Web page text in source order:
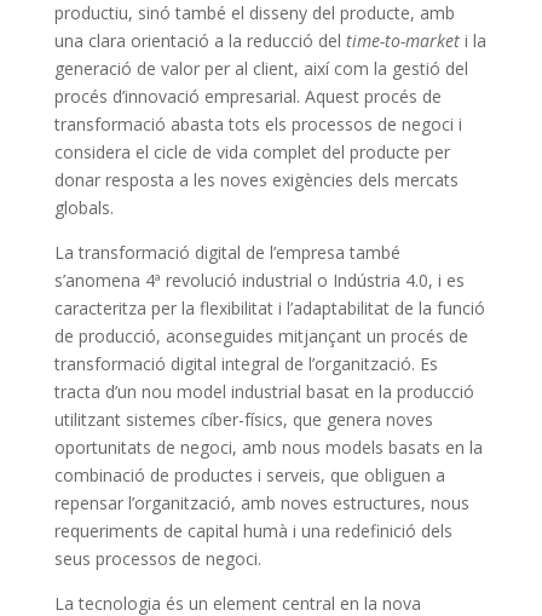
productiu, sinó també el disseny del producte, amb
una clara orientació a la reducció del time-to-marketi la
generació de valor per al client, així com la gestió del
procés d’innovació empresarial. Aquest procés de
transformació abasta tots els processos de negoci i
considera el cicle de vida complet del producte per
donar resposta a les noves exigències dels mercats
globals.
La transformació digital de l’empresa també
s’anomena 4ª revolució industrial o Indústria 4.0, i es
caracteritza per la flexibilitat i l’adaptabilitat de la funció
de producció, aconseguides mitjançant un procés de
transformació digital integral de l’organització. Es
tracta d’un nou model industrial basat en la producció
utilitzant sistemes cíber-físics, que genera noves
oportunitats de negoci, amb nous models basats en la
combinació de productes i serveis, que obliguen a
repensar l’organització, amb noves estructures, nous
requeriments de capital humà i una redefinició dels
seus processos de negoci.
La tecnologia és un element central en la nova